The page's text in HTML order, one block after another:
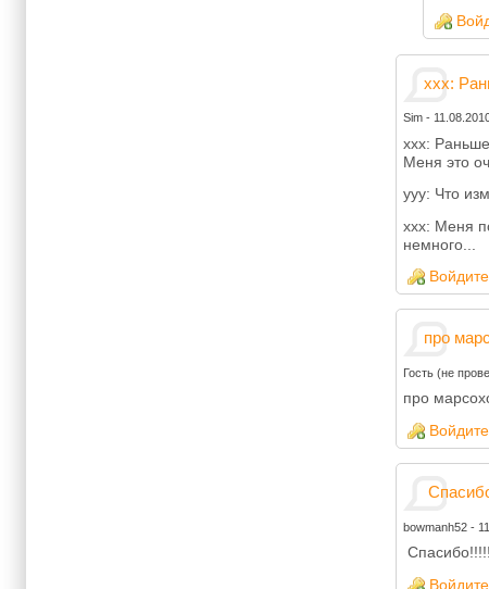
xxx:
Sim -
xxx:
Меня это
yyy: Что
xxx: Меня
немного...
Войдите
про
Гость (не
про
Войдите
bowmanh52 -
Спасибо!!!!!
Войдите